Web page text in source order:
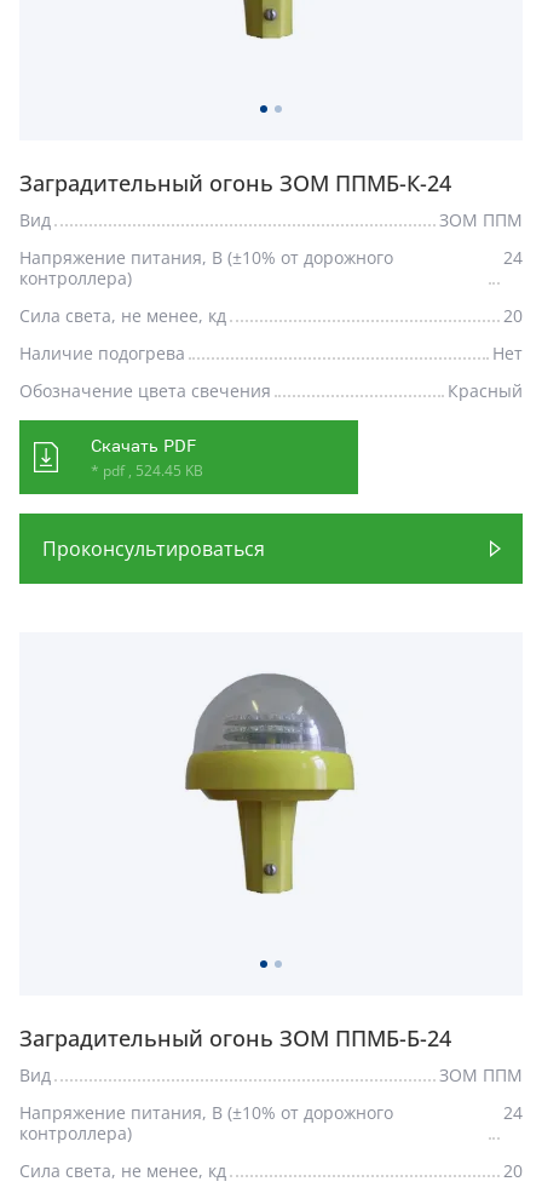
Заградительный огонь ЗОМ ППМБ-К-24
Вид
ЗОМ ППМ
Напряжение питания, В (±10% от дорожного
контроллера)
24
Сила света, не менее, кд
20
Наличие подогрева
Нет
Обозначение цвета свечения
Красный
Скачать PDF
* pdf , 524.45 KB
Проконсультироваться
Заградительный огонь ЗОМ ППМБ-Б-24
Вид
ЗОМ ППМ
Напряжение питания, В (±10% от дорожного
контроллера)
24
Сила света, не менее, кд
20